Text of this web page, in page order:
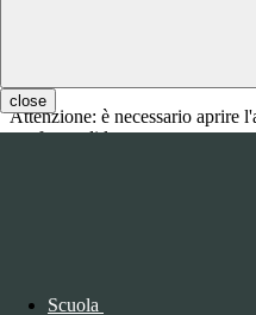
close
Scuola
Attenzione: è necessario aprire
conferma di lettura.
Personalizza